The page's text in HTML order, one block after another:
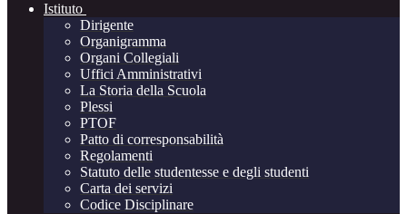
Istituto
Dirigente
Organigramma
Organi Collegiali
Uffici Amministrativi
La Storia della Scuola
Plessi
PTOF
Patto di corresponsabilità
Regolamenti
Statuto delle studentesse e degli studenti
Carta dei servizi
Codice Disciplinare